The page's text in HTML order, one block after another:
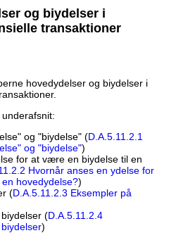
og biydelser i
transaktioner
hovedydelser og biydelser i
og "biydelse" (D.A.5.11.2.1
og "biydelse")
for at være en biydelse til en
Hvornår anses en ydelse for
hovedydelse?)
(D.A.5.11.2.3 Eksempler på
(D.A.5.11.2.4
)